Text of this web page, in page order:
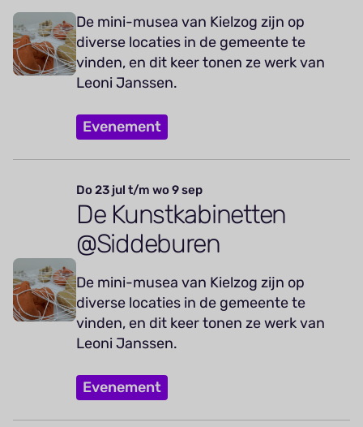
De mini-musea van Kielzog zijn op
diverse locaties in de gemeente te
vinden, en dit keer tonen ze werk van
Leoni Janssen.
Evenement
Do 23 jul t/m wo 9 sep
De Kunstkabinetten
@Siddeburen
De mini-musea van Kielzog zijn op
diverse locaties in de gemeente te
vinden, en dit keer tonen ze werk van
Leoni Janssen.
Evenement